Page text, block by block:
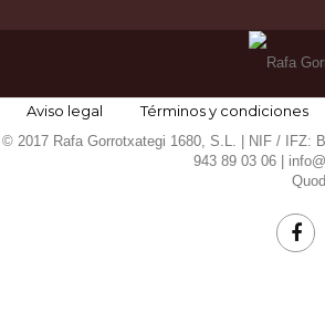
Aviso legal Términos y condiciones
© 2017 Rafa Gorrotxategi 1680, S.L. | NIF / IFZ:
943 89 03 06 |